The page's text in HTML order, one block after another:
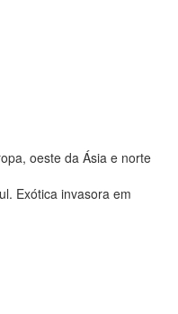
oeste da Ásia e norte
Exótica invasora em